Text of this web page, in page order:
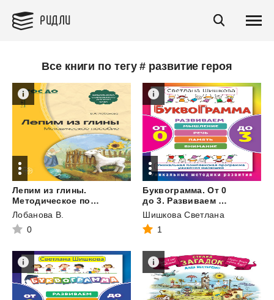
РИДЛИ
Все книги по тегу # развитие героя
Лепим из глины.
Методическое пособие
Лобанова В.
0
Буквограмма. От 0
до 3. Развиваем мышление, речь, память, внимание. Уникальная комплексная программа развития малышей
Шишкова Светлана
1